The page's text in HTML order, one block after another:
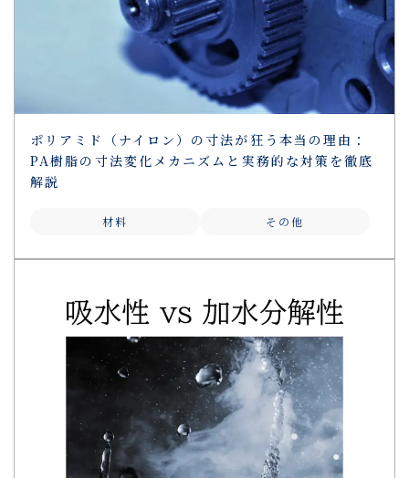
ポリアミド（ナイロン）の寸法が狂う本当の理由：
PA樹脂の寸法変化メカニズムと実務的な対策を徹底
解説
材料 その他